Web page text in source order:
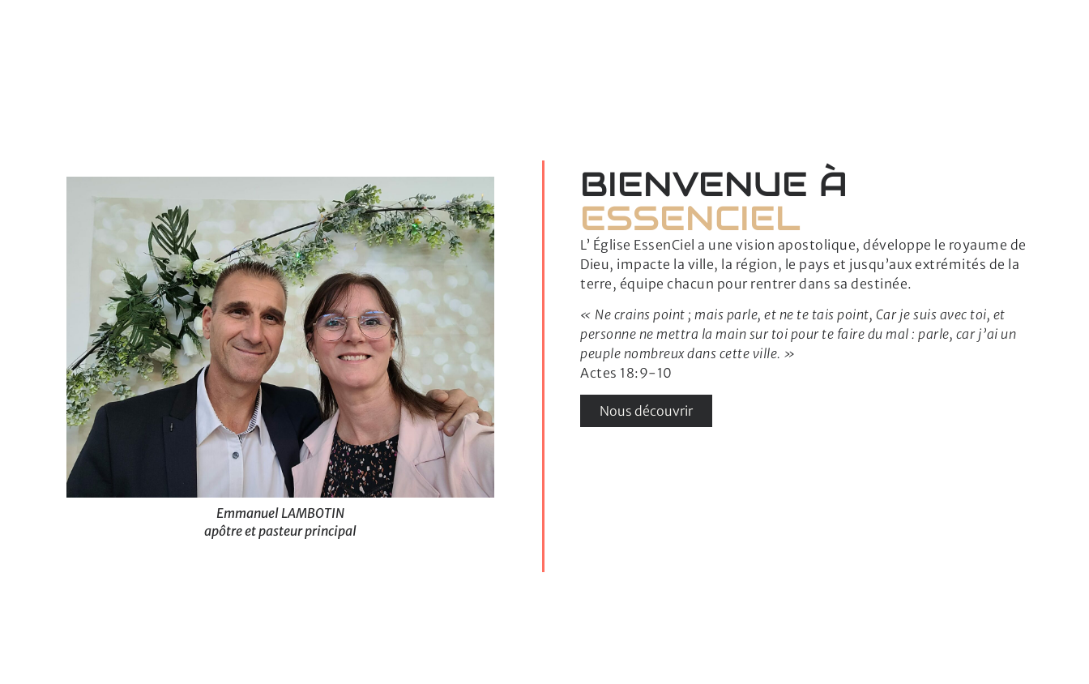
Emmanuel LAMBOTIN
apôtre et pasteur principal
BIENVENUE À
ESSENCIEL
L’ Église EssenCiel a une vision apostolique, développe le royaume de
Dieu, impacte la ville, la région, le pays et jusqu’aux extrémités de la
terre, équipe chacun pour rentrer dans sa destinée.
« Ne crains point ; mais parle, et ne te tais point, Car je suis avec toi, et
personne ne mettra la main sur toi pour te faire du mal : parle, car j’ai un
peuple nombreux dans cette ville. »
Actes 18:9-10
Nous découvrir